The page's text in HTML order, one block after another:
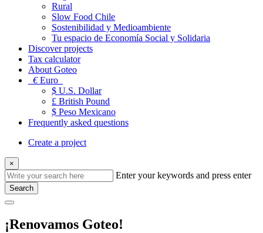
Rural
Slow Food Chile
Sostenibilidad y Medioambiente
Tu espacio de Economía Social y Solidaria
Discover projects
Tax calculator
About Goteo
€Euro
$ U.S. Dollar
£ British Pound
$ Peso Mexicano
Frequently asked questions
Create a project
×
Enter your keywords and press enter
Search
¡Renovamos Goteo!